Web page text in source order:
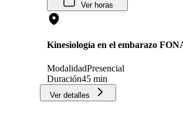
Ver horas
Kinesiología en el embarazo
ModalidadPresencial
Duración45 min
Ver detalles